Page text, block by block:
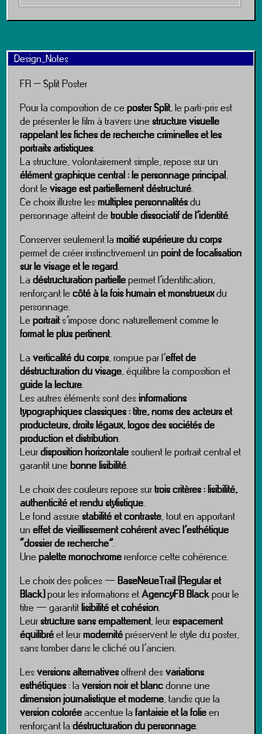
Design_Notes
FR – Split Poster
Pour la composition de ceposter Split, le parti-pris est
de présenter le film à travers unestructure visuelle
rappelant les fiches de recherche criminelles et les
portraits artistiques.
La structure, volontairement simple, repose sur un
élément graphique central : le personnage principal,
dont levisage est partiellement déstructuré.
Ce choix illustre lesmultiples personnalitésdu
personnage atteint detrouble dissociatif de l’identité.
Conserver seulement lamoitié supérieure du corps
permet de créer instinctivement unpoint de focalisation
sur le visage et le regard.
Ladéstructuration partiellepermet l’identification,
renforçant lecôté à la fois humain et monstrueuxdu
personnage.
Leportraits’impose donc naturellement comme le
format le plus pertinent.
Laverticalité du corps, rompue par l’effet de
déstructuration du visage, équilibre la composition et
guide la lecture.
Les autres éléments sont desinformations
typographiques classiques : titre, noms des acteurs et
producteurs, droits légaux, logos des sociétés de
production et distribution.
Leurdisposition horizontalesoutient le portrait central et
garantit unebonne lisibilité.
Le choix des couleurs repose surtrois critères : lisibilité,
authenticité et rendu stylistique.
Le fond assurestabilité et contraste, tout en apportant
uneffet de vieillissement cohérent avec l’esthétique
“dossier de recherche”.
Unepalette monochromerenforce cette cohérence.
Le choix des polices —BaseNeueTrail (Regular et
Black)pour les informations etAgencyFB Blackpour le
titre — garantitlisibilité et cohésion.
Leurstructure sans empattement, leurespacement
équilibréet leurmodernitépréservent le style du poster,
sans tomber dans le cliché ou l’ancien.
Lesversions alternativesoffrent desvariations
esthétiques: laversion noir et blancdonne une
dimension journalistique et moderne, tandis que la
version coloréeaccentue lafantaisie et la folieen
renforçant ladéstructuration du personnage.